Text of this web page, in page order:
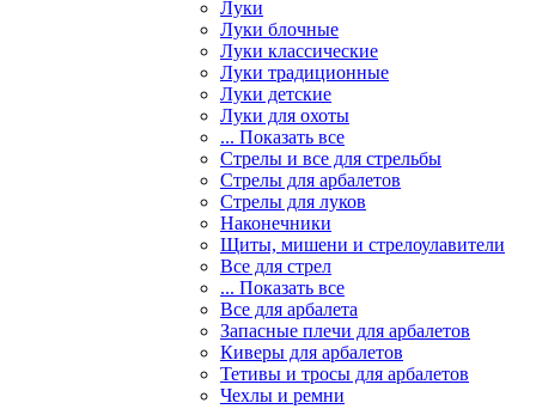
Луки
Луки блочные
Луки классические
Луки традиционные
Луки детские
Луки для охоты
... Показать все
Стрелы и все для стрельбы
Стрелы для арбалетов
Стрелы для луков
Наконечники
Щиты, мишени и стрелоулавители
Все для стрел
... Показать все
Все для арбалета
Запасные плечи для арбалетов
Киверы для арбалетов
Тетивы и тросы для арбалетов
Чехлы и ремни